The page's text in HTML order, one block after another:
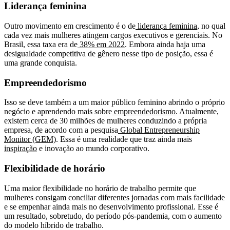
Liderança feminina
Outro movimento em crescimento é o de liderança feminina, no qual
cada vez mais mulheres atingem cargos executivos e gerenciais. No
Brasil, essa taxa era de 38% em 2022. Embora ainda haja uma
desigualdade competitiva de gênero nesse tipo de posição, essa é
uma grande conquista.
Empreendedorismo
Isso se deve também a um maior público feminino abrindo o próprio
negócio e aprendendo mais sobre empreendedorismo. Atualmente,
existem cerca de 30 milhões de mulheres conduzindo a própria
empresa, de acordo com a pesquisa Global Entrepreneurship
Monitor (GEM). Essa é uma realidade que traz ainda mais
inspiração e inovação ao mundo corporativo.
Flexibilidade de horário
Uma maior flexibilidade no horário de trabalho permite que
mulheres consigam conciliar diferentes jornadas com mais facilidade
e se empenhar ainda mais no desenvolvimento profissional. Esse é
um resultado, sobretudo, do período pós-pandemia, com o aumento
do modelo híbrido de trabalho.